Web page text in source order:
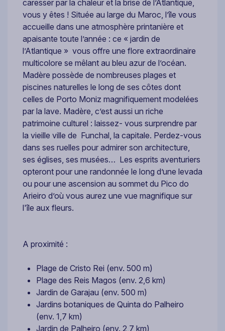
caresser par la chaleur et la brise de l’Atlantique,
vous y êtes ! Située au large du Maroc, l’île vous
accueille dans une atmosphère printanière et
apaisante toute l’année : ce « jardin de
l’Atlantique » vous offre une flore extraordinaire
multicolore se mêlant au bleu azur de l’océan.
Madère possède de nombreuses plages et
piscines naturelles le long de ses côtes dont
celles de Porto Moniz magnifiquement modelées
par la lave. Madère, c’est aussi un riche
patrimoine culturel : laissez- vous surprendre par
la vieille ville de Funchal, la capitale. Perdez-vous
dans ses ruelles pour admirer son architecture,
ses églises, ses musées… Les esprits aventuriers
opteront pour une randonnée le long d’une levada
ou pour une ascension au sommet du Pico do
Arieiro d’où vous aurez une vue magnifique sur
l'île aux fleurs.
A proximité :
Plage de Cristo Rei (env. 500 m)
Plage des Reis Magos (env. 2,6 km)
Jardin de Garajau (env. 500 m)
Jardins botaniques de Quinta do Palheiro
(env. 1,7 km)
Jardin de Palheiro (env. 2,7 km)